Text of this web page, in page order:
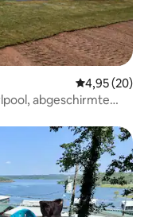
4,95 (20)
abgeschirmte